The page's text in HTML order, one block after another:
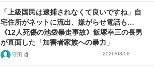
「上級国民は逮捕されなくて良いですね」自
宅住所がネットに流出、嫌がらせ電話も…
《12人死傷の池袋暴走事故》飯塚幸三の長男
が直面した「加害者家族への暴力」
守田 哲 2026/08/08